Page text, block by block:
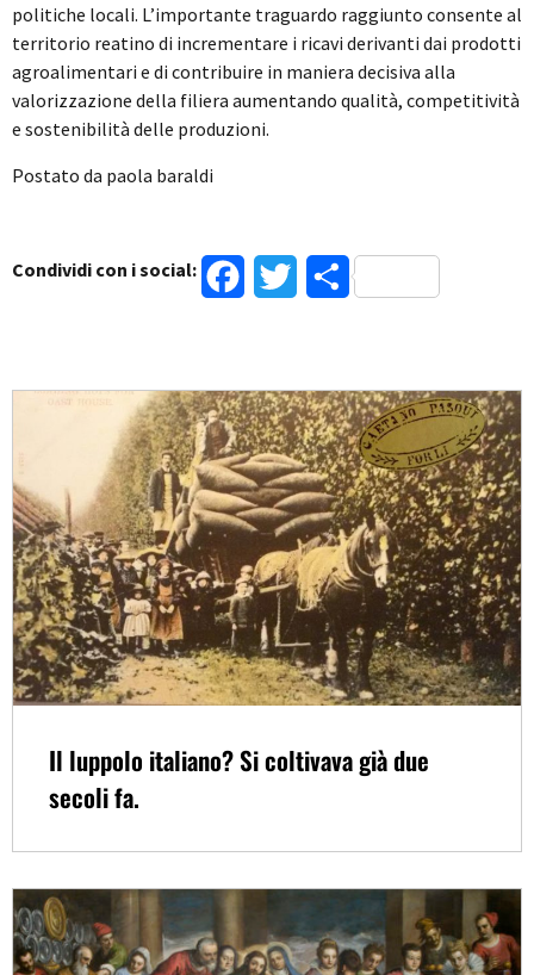
politiche locali. L’importante traguardo raggiunto consente al
territorio reatino di incrementare i ricavi derivanti dai prodotti
agroalimentari e di contribuire in maniera decisiva alla
valorizzazione della filiera aumentando qualità, competitività
e sostenibilità delle produzioni.
Postato da paola baraldi
Condividi con i social: FacebookTwitterCondividi
Il luppolo italiano? Si coltivava già due
secoli fa.